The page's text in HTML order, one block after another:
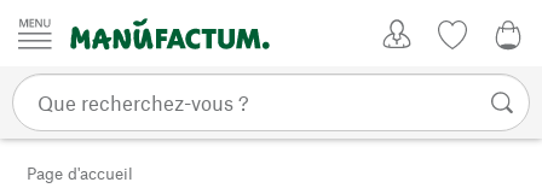
Passer au contenu
Page d'accueil